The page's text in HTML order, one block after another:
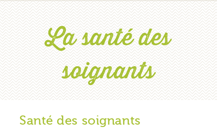
La santé des
soignants
Santé des soignants